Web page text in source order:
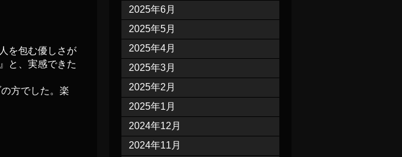
を包む優しさが
と、実感できた
方でした。楽
2025年6月
2025年5月
2025年4月
2025年3月
2025年2月
2025年1月
2024年12月
2024年11月